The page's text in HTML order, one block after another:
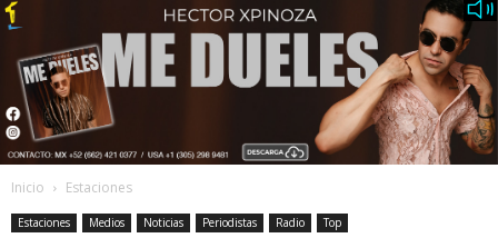
Inicio Estaciones
Estaciones Medios Noticias Periodistas Radio Top